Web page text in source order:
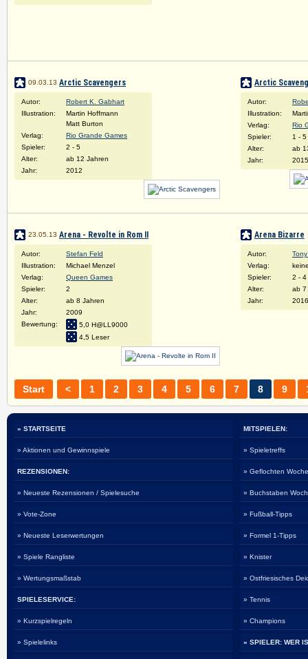
09.03.13 Arctic Scavengers
Autor:
Robert K. Gabhart
Illustration:
Martin Hoffmann
Matt Burton
Verlag:
Rio Grande Games
Spieler:
2 - 5
Alter:
ab 12 Jahren
Jahr:
2012
Arctic
Autor:
Illustration:
Verlag:
Rio
Spieler:
1 - 5
Alter:
ab
Jahr:
2015
23.05.13 Arena - Revolte in Rom II
Autor:
Stefan Feld
Illustration:
Michael Menzel
Verlag:
Queen Games
Spieler:
2
Alter:
ab 8 Jahren
Jahr:
2009
Bewertung:
5,0 H@LL9000
4,5 Leser
Arena Bizarre
Autor:
Verlag:
Spieler:
2 - 4
Alter:
ab 7
Jahr:
2016
Start < 1 2 3 4 5 6 7 8 9
» STARTSEITE
» Aktionen und Gewinnspiele
REZENSIONEN:
» Neueste Rezensionen / Spielesuche
» Vote-Zone
» Neueste Leserwertungen
» Spiele Rangliste
» Wertungsmaßstab
SPIELESERVICE:
» Kurzspielregeln
» Spielelinks
MITSPIELEN:
» Spieletreffs
» Geflochten
» Buchstaben
» Fußball-Tipps
» Formel 1-Tipps
» Knister
» Ostfriesisches
» Tennis
» Champions
» SPIELER: WER